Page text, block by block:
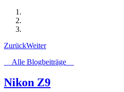
ZurückWeiter
Alle Blogbeiträge
Nikon Z9